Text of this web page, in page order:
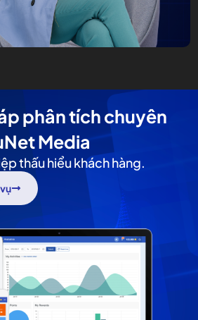
phân tích chuyên
Media
thấu hiểu khách hàng.